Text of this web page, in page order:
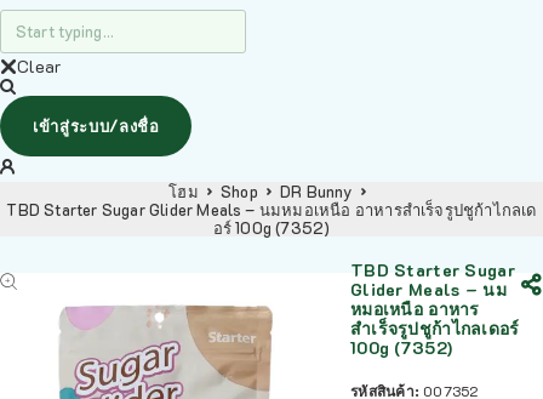
Clear
เข้าสู่ระบบ/ลงชื่อ
โฮม Shop
DR Bunny
TBD Starter Sugar Glider Meals – นมหมอเหนือ อาหารสำเร็จรูปชูก้าไกลเด
อร์ 100g (7352)
TBD Starter Sugar
Glider Meals – นม
หมอเหนือ อาหาร
สำเร็จรูปชูก้าไกลเดอร์
100g (7352)
รหัสสินค้า: 007352